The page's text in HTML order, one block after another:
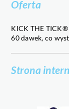
Oferta
KICK THE
60 dawek, co
Strona